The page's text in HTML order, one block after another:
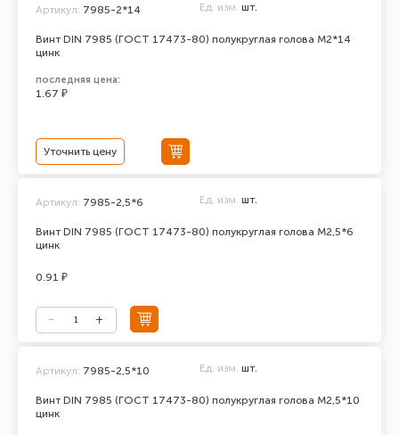
Винт DIN 7985 (ГОСТ 17473-80) полукруглая голова М2*14
цинк
Артикул: 7985-2*14 Ед. изм. шт.
последняя цена:
1.67 ₽
Уточнить цену
Винт DIN 7985 (ГОСТ 17473-80) полукруглая голова М2,5*6
цинк
Артикул: 7985-2,5*6 Ед. изм. шт.
0.91 ₽
Винт DIN 7985 (ГОСТ 17473-80) полукруглая голова М2,5*10
цинк
Артикул: 7985-2,5*10 Ед. изм. шт.